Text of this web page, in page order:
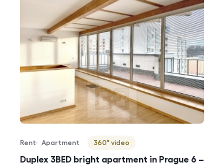
Duplex 3BED bright apartment in Prague 6 –
Offer type
Rent
Property type
Apartment
Virtuální prohlídka
360° video